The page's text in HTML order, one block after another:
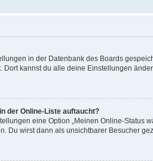
in der Datenbank des Boards
kannst du alle deine Einstellungen
der Online-Liste auftaucht?
eine Option „Meinen Online-Status
Du wirst dann als unsichtbarer Besucher